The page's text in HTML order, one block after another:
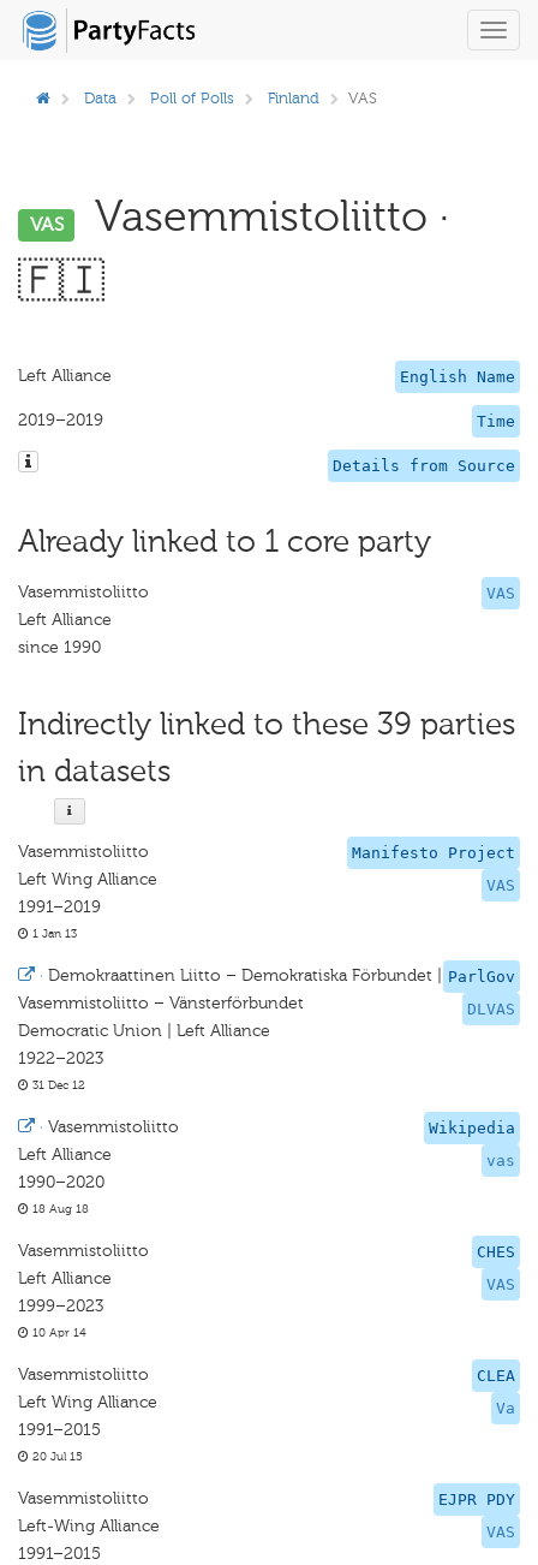
Data Poll of Polls Finland VAS
VAS
Vasemmistoliitto ·
🇫🇮
English Name
Left Alliance
Time
2019–2019
Details from Source
Already linked to 1 core party
VAS
Vasemmistoliitto
Left Alliance
since 1990
Indirectly linked to these 39 parties
in datasets
Manifesto Project
VAS
Vasemmistoliitto
Left Wing Alliance
1991–2019
1 Jan 13
ParlGov
DLVAS
· Demokraattinen Liitto – Demokratiska Förbundet |
Vasemmistoliitto – Vänsterförbundet
Democratic Union | Left Alliance
1922–2023
31 Dec 12
Wikipedia
vas
· Vasemmistoliitto
Left Alliance
1990–2020
18 Aug 18
CHES
VAS
Vasemmistoliitto
Left Alliance
1999–2023
10 Apr 14
CLEA
Va
Vasemmistoliitto
Left Wing Alliance
1991–2015
20 Jul 15
EJPR PDY
VAS
Vasemmistoliitto
Left-Wing Alliance
1991–2015